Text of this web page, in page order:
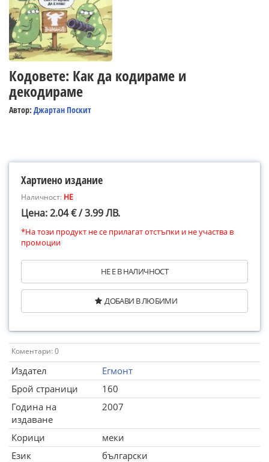
Кодовете: Как да кодираме и
декодираме
Автор: Джартан Поскит
Хартиено издание
Наличност: НЕ
Цена: 2.04 € / 3.99 ЛВ.
*На този продукт не се прилагат отстъпки и не участва в
промоции
НЕ Е В НАЛИЧНОСТ
ДОБАВИ В ЛЮБИМИ
Коментари: 0
Издател
Егмонт
Брой страници
160
Година на
издаване
2007
Корици
меки
Език
български